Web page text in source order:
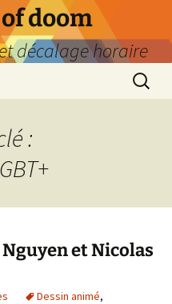
doom
décalage horaire
:
Nguyen et Nicolas
Dessin animé,